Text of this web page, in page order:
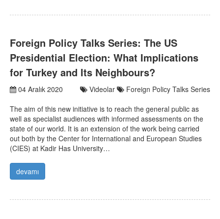
Foreign Policy Talks Series: The US
Presidential Election: What Implications
for Turkey and Its Neighbours?
04 Aralık 2020 Videolar
Foreign Policy Talks Series
The aim of this new initiative is to reach the general public as
well as specialist audiences with informed assessments on the
state of our world. It is an extension of the work being carried
out both by the Center for International and European Studies
(CIES) at Kadir Has University…
devamı